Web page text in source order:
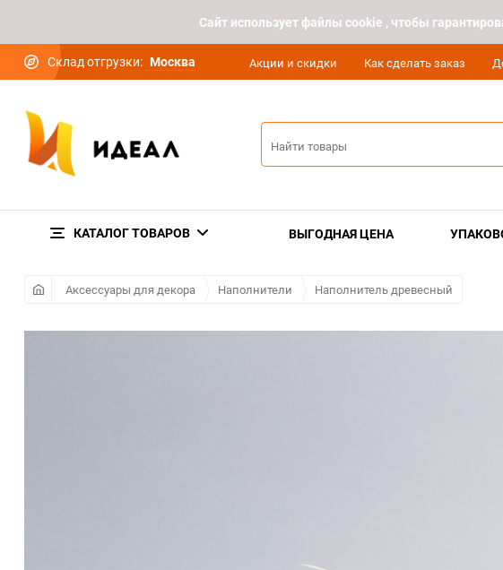
Cайт использует файлы cookie , чтобы
Склад отгрузки: Москва Акции и скидки Как сделать заказ
КАТАЛОГ ТОВАРОВ ВЫГОДНАЯ ЦЕНА
Аксессуары для декора Наполнители Наполнитель древесный